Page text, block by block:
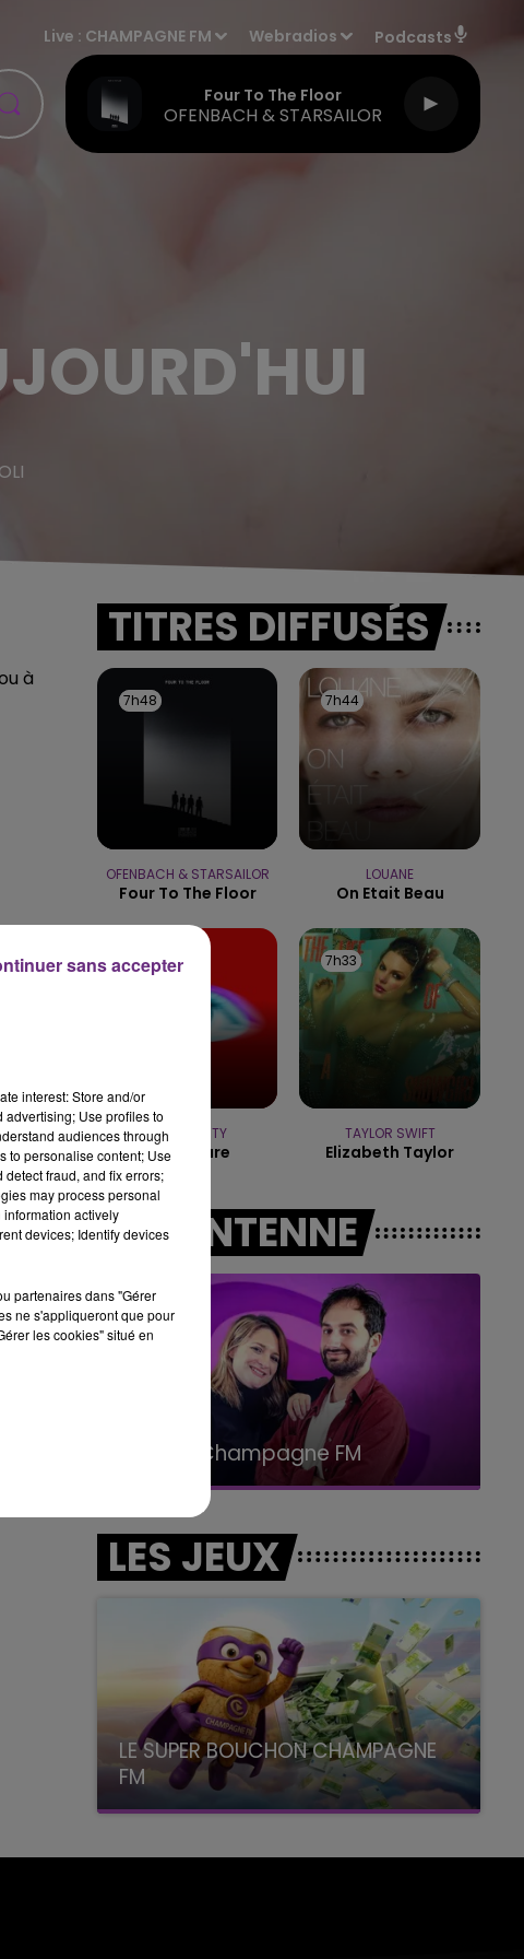
Live : CHAMPAGNE FM Webradios Podcasts
Four To The Floor
OFENBACH & STARSAILOR
14h00 - 15h00
LA RADIO POP
à
TITRES DIFFUSÉS
7h48
7h48
OFENBACH & STARSAILOR
Four To The Floor
7h44
7h44
LOUANE
On Etait Beau
7h41
7h41
TEMPER CITY
Self Aware
7h33
7h33
TAYLOR SWIFT
Elizabeth Taylor
A L'ANTENNE
Le Club Champagne FM
LES JEUX
LE SUPER BOUCHON CHAMPAGNE
FM
avec La Famille Champagne FM, à 8H10
interest: Store and/or
Use profiles to
audiences through
to personalise content; Use
fraud, and fix errors;
may process personal
actively
devices; Identify devices
partenaires dans "Gérer
ne s'appliqueront que pour
les cookies" situé en
sans accepter